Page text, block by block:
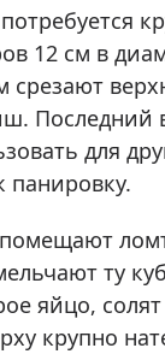
12 см в
срезают
Последний
для
панировку.
ту
яйцо, солят
крупно